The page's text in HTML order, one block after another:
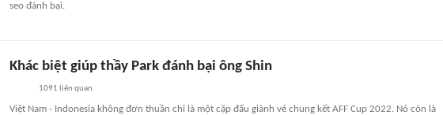
seo đánh bại.
Khác biệt giúp thầy Park đánh bại ông Shin
1091 liên quan
Việt Nam - Indonesia không đơn thuần chỉ là một cặp đấu giành vé chung kết AFF Cup 2022. Nó còn là